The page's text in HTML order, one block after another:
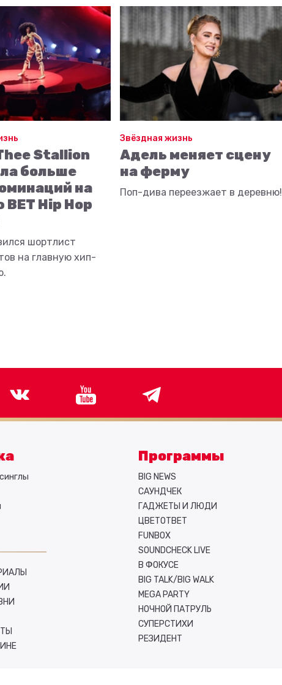
Stallion
больше
на
Hip Hop
шортлист
на главную хип-
Звёздная жизнь
Адель меняет сцену
на ферму
Поп-дива переезжает в деревню!
Программы
BIG NEWS
САУНДЧЕК
ГАДЖЕТЫ И ЛЮДИ
ЦВЕТОТВЕТ
FUNBOX
SOUNDCHECK LIVE
В ФОКУСЕ
BIG TALK/BIG WALK
MEGA PARTY
НОЧНОЙ ПАТРУЛЬ
СУПЕРСТИХИ
РЕЗИДЕНТ